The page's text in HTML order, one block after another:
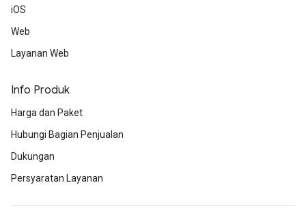
iOS
Web
Layanan Web
Info Produk
Harga dan Paket
Hubungi Bagian Penjualan
Dukungan
Persyaratan Layanan